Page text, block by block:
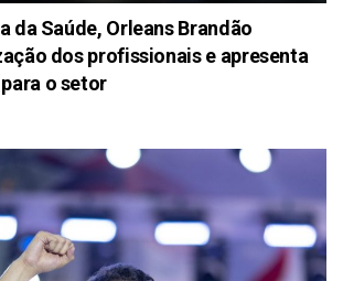
da Saúde, Orleans Brandão
dos profissionais e apresenta
o setor